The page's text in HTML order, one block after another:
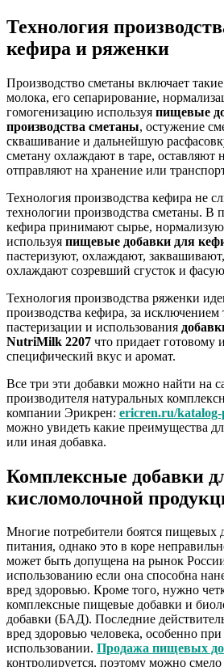
Технология
кефира и ряженки
Производство сметаны включает
молока, его сепарирование,
гомогенизацию используя пищевые
производства сметаны, остужение
сквашивание и дальнейшую
сметану охлаждают в таре, оставляют
отправляют на хранение или
Технология производства кефира не
технологии производства сметаны. В
кефира принимают сырье,
используя пищевые добавки для
пастеризуют, охлаждают,
охлаждают созревший сгусток и
Технология производства ряженки
производства кефира, за
пастеризации и использования
NutriMilk 2207 что придает готовому
специфический вкус и аромат.
Все три эти добавки можно найти на
производителя натуральных
компании Эрикрен: ericren.ru/
можно увидеть какие преимущества
или иная добавка.
Комплексные добавки
кисломолочной
Многие потребители боятся пищевых
питания, однако это в коре
может быть допущена на рынок
использованию если она способна
вред здоровью. Кроме того, нужно
комплексные пищевые добавки и
добавки (БАД). Последние
вред здоровью человека, особенно
использовании. Продажа пищевых
контролируется, поэтому можно